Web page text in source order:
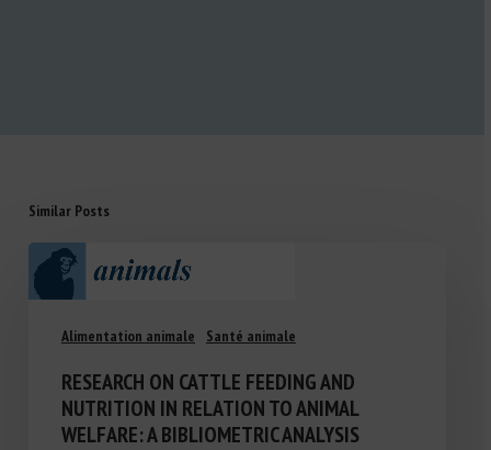
Similar Posts
Alimentation animale Santé animale
RESEARCH ON CATTLE FEEDING AND
NUTRITION IN RELATION TO ANIMAL
WELFARE: A BIBLIOMETRIC ANALYSIS